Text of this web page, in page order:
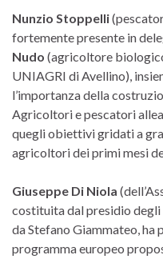
Nunzio Stoppelli
fortemente presente in
Nudo (agricoltore
UNIAGRI di Avellino),
l’importanza della
Agricoltori e pescatori
quegli obiettivi gridati a
agricoltori dei primi mesi
Giuseppe Di Niola
costituita dal presidio
da Stefano Giammateo,
programma europeo